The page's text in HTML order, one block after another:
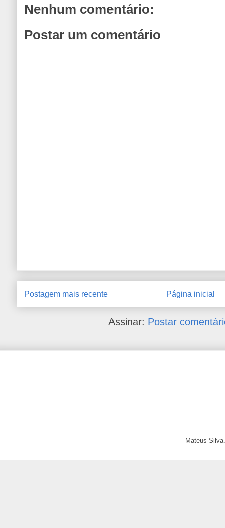
Nenhum comentário:
Postar um comentário
Postagem mais recente Página inicial
Assinar: Postar
Mateus